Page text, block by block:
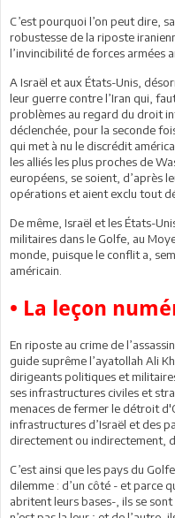
C’est pourquoi l’on peut dire,
robustesse de la riposte
l’invincibilité de forces armées
A Israël et aux États-Unis,
leur guerre contre l’Iran qui,
problèmes au regard du droit
déclenchée, pour la seconde
qui met à nu le discrédit
les alliés les plus proches de
européens, se soient, d’après
opérations et aient exclu tout
De même, Israël et les États-
militaires dans le Golfe, au
monde, puisque le conflit a,
américain.
• La leçon
En riposte au crime de
guide suprême l’ayatollah Ali
dirigeants politiques et
ses infrastructures civiles et
menaces de fermer le détroit
infrastructures d’Israël et des
directement ou indirectement,
C’est ainsi que les pays du
dilemme : d’un côté - et parce
abritent leurs bases-, ils se